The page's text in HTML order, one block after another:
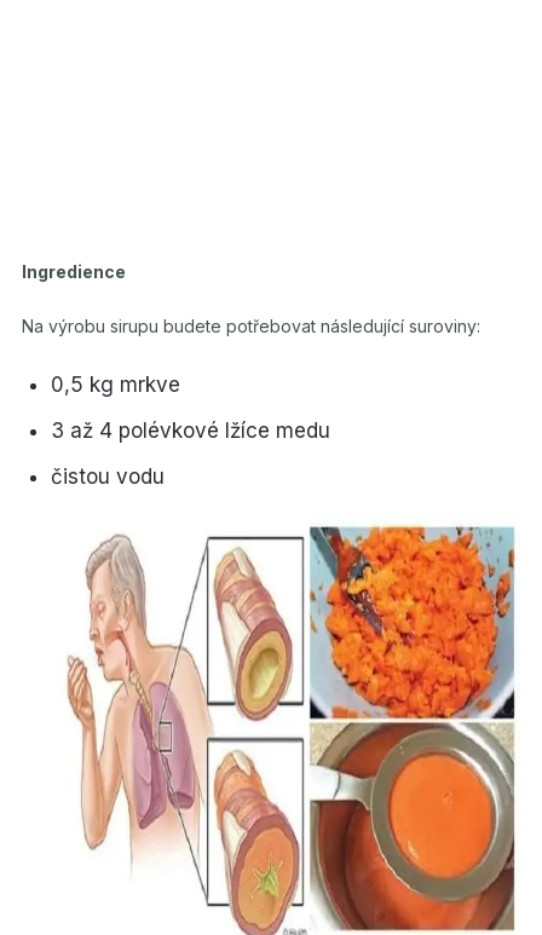
Ingredience
Na výrobu sirupu budete potřebovat následující suroviny:
0,5 kg mrkve
3 až 4 polévkové lžíce medu
čistou vodu